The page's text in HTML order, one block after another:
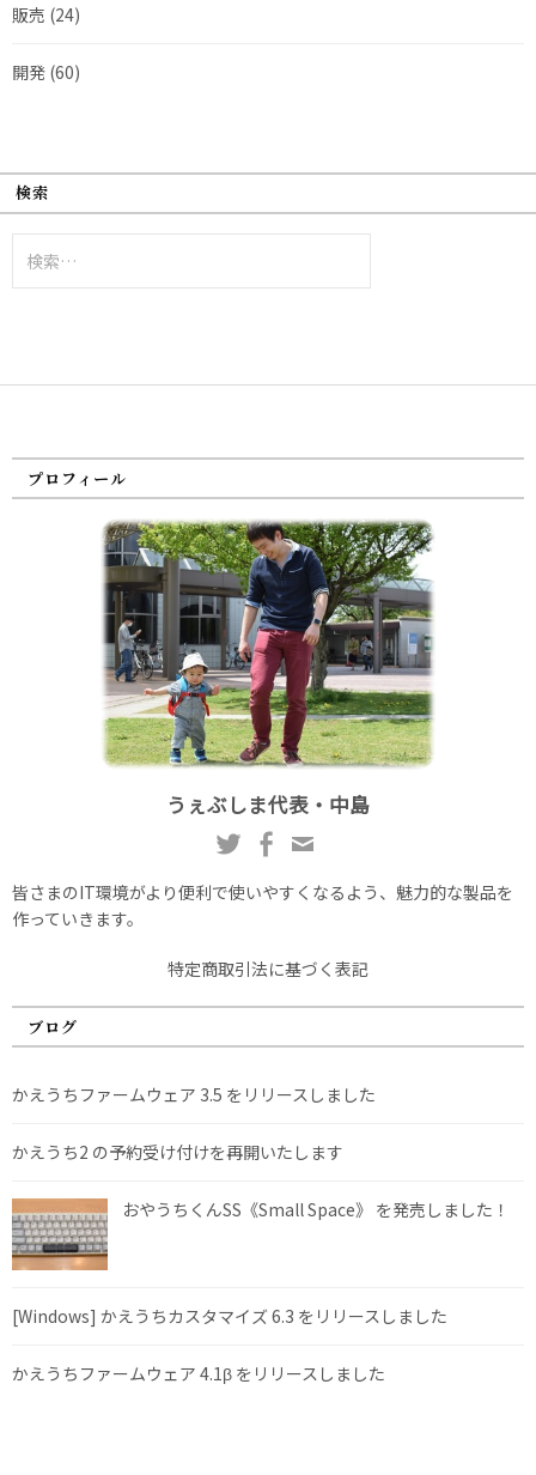
販売 (24)
開発 (60)
検索
索:
プロフィール
うぇぶしま代表・中島
皆さまのIT環境がより便利で使いやすくなるよう、魅力的な製品を
作っていきます。
特定商取引法に基づく表記
ブログ
かえうちファームウェア 3.5 をリリースしました
かえうち2 の予約受け付けを再開いたします
おやうちくんSS《Small Space》 を発売しました！
[Windows] かえうちカスタマイズ 6.3 をリリースしました
かえうちファームウェア 4.1β をリリースしました